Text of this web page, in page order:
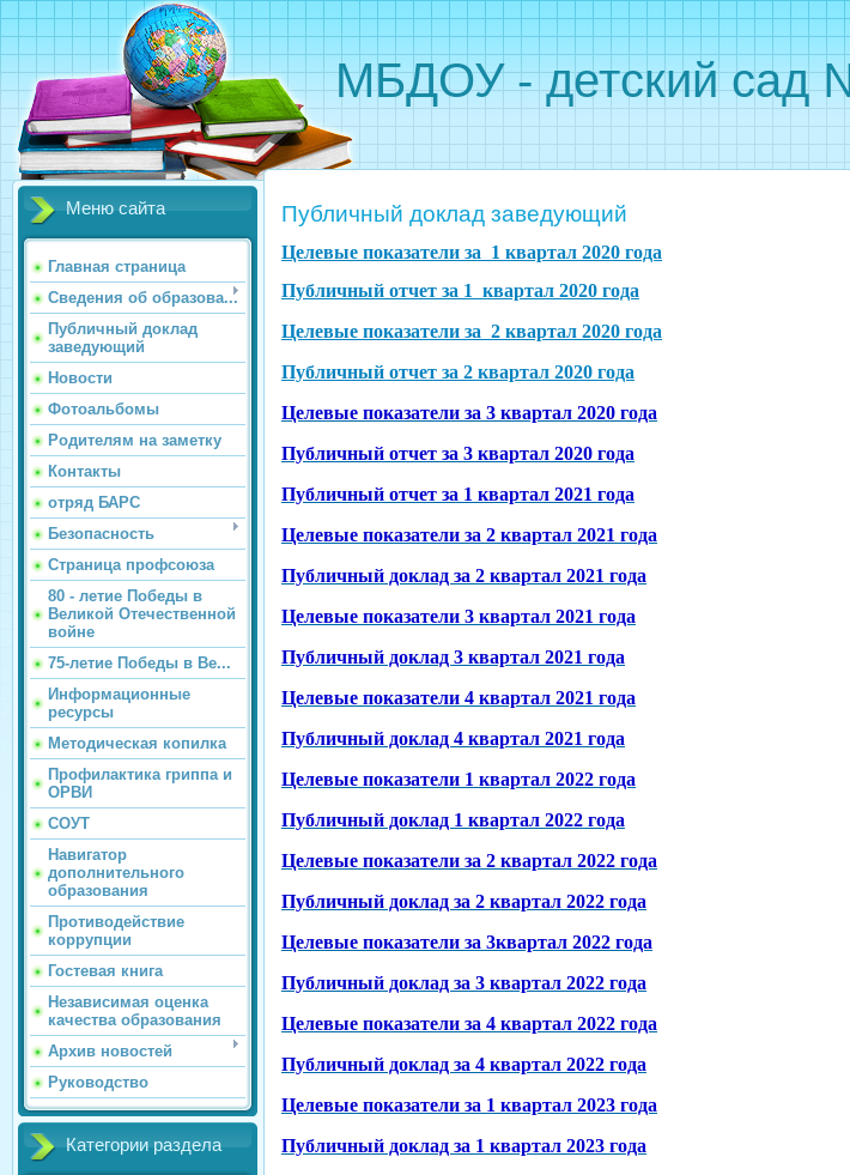
МБДОУ - детский сад
Меню сайта
Главная страница
Сведения об образова...
Публичный доклад
заведующий
Новости
Фотоальбомы
Родителям на заметку
Контакты
отряд БАРС
Безопасность
Страница профсоюза
80 - летие Победы в
Великой Отечественной
войне
75-летие Победы в Ве...
Информационные
ресурсы
Методическая копилка
Профилактика гриппа и
ОРВИ
СОУТ
Навигатор
дополнительного
образования
Противодействие
коррупции
Гостевая книга
Независимая оценка
качества образования
Архив новостей
Руководство
Категории раздела
Публичный доклад заведующий
Целевые показатели за 1 квартал 2020 года
Публичный отчет за 1 квартал 2020 года
Целевые показатели за 2 квартал 2020 года
Публичный отчет за 2 квартал 2020 года
Целевые показатели за 3 квартал 2020 года
Публичный отчет за 3 квартал 2020 года
Публичный отчет за 1 квартал 2021 года
Целевые показатели за 2 квартал 2021 года
Публичный доклад за 2 квартал 2021 года
Целевые показатели 3 квартал 2021 года
Публичный доклад 3 квартал 2021 года
Целевые показатели 4 квартал 2021 года
Публичный доклад 4 квартал 2021 года
Целевые показатели 1 квартал 2022 года
Публичный доклад 1 квартал 2022 года
Целевые показатели за 2 квартал 2022 года
Публичный доклад за 2 квартал 2022 года
Целевые показатели за 3квартал 2022 года
Публичный доклад за 3 квартал 2022 года
Целевые показатели за 4 квартал 2022 года
Публичный доклад за 4 квартал 2022 года
Целевые показатели за 1 квартал 2023 года
Публичный доклад за 1 квартал 2023 года